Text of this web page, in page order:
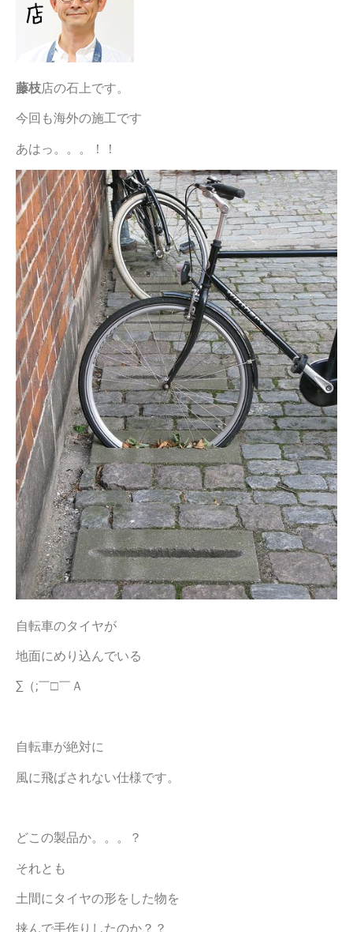
藤枝店の石上です。
今回も海外の施工です
あはっ。。。！！
自転車のタイヤが
地面にめり込んでいる
∑（;￣□￣Ａ
自転車が絶対に
風に飛ばされない仕様です。
どこの製品か。。。？
それとも
土間にタイヤの形をした物を
挟んで手作りしたのか？？